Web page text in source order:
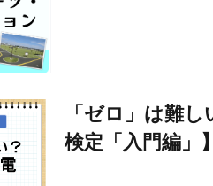
「ゼロ」は難
検定「入門編」】